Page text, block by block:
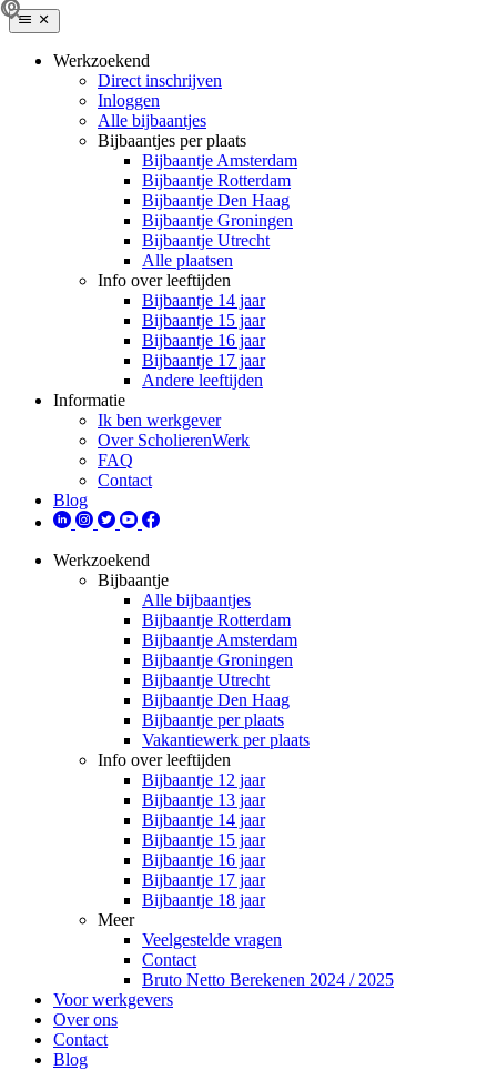
Werkzoekend
Direct inschrijven
Inloggen
Alle bijbaantjes
Bijbaantjes per plaats
Bijbaantje Amsterdam
Bijbaantje Rotterdam
Bijbaantje Den Haag
Bijbaantje Groningen
Bijbaantje Utrecht
Alle plaatsen
Info over leeftijden
Bijbaantje 14 jaar
Bijbaantje 15 jaar
Bijbaantje 16 jaar
Bijbaantje 17 jaar
Andere leeftijden
Informatie
Ik ben werkgever
Over ScholierenWerk
FAQ
Contact
Blog
Werkzoekend
Bijbaantje
Alle bijbaantjes
Bijbaantje Rotterdam
Bijbaantje Amsterdam
Bijbaantje Groningen
Bijbaantje Utrecht
Bijbaantje Den Haag
Bijbaantje per plaats
Vakantiewerk per plaats
Info over leeftijden
Bijbaantje 12 jaar
Bijbaantje 13 jaar
Bijbaantje 14 jaar
Bijbaantje 15 jaar
Bijbaantje 16 jaar
Bijbaantje 17 jaar
Bijbaantje 18 jaar
Meer
Veelgestelde vragen
Contact
Bruto Netto Berekenen 2024 / 2025
Voor werkgevers
Over ons
Contact
Blog